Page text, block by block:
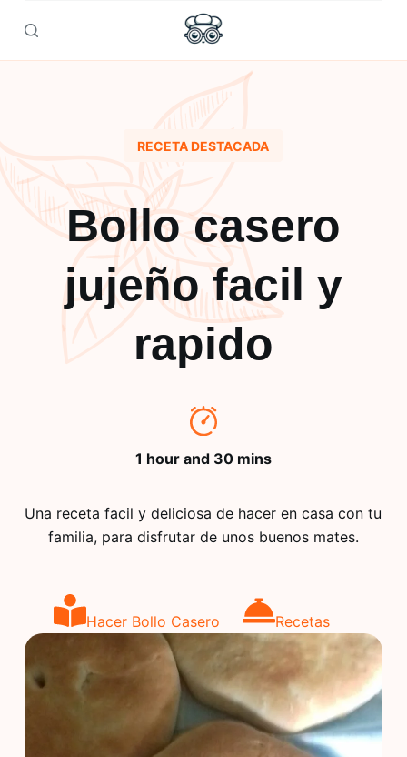
content
RECETA DESTACADA
Bollo casero
jujeño facil y
rapido
1 hour and 30 mins
Una receta facil y deliciosa de hacer en casa con tu
familia, para disfrutar de unos buenos mates.
Hacer Bollo Casero Recetas